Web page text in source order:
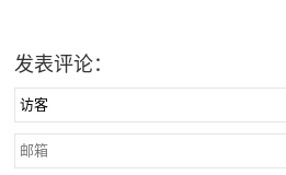
发表评论：